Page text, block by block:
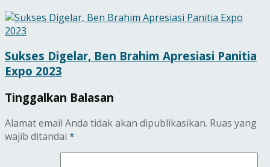
Sukses Digelar, Ben Brahim Apresiasi Panitia
Expo 2023
Tinggalkan Balasan
Alamat email Anda tidak akan dipublikasikan. Ruas yang
wajib ditandai *